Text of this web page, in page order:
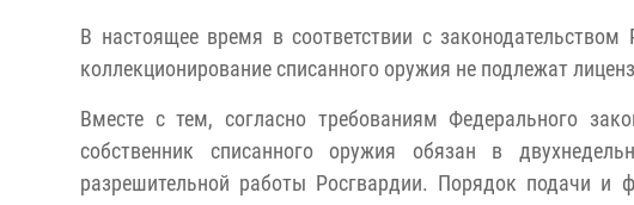
В настоящее время в соответствии с
коллекционирование списанного оружия не подлежат
Вместе с тем, согласно требованиям Федерального
собственник списанного оружия обязан в
разрешительной работы Росгвардии. Порядок подачи и